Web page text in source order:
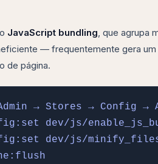
JavaScript bundling, que agrupa
— frequentemente gera
de página.
→ Stores → Config →
dev/js/
dev/js/